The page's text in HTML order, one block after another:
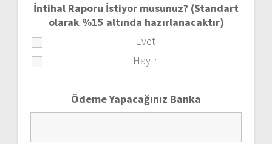
İntihal Raporu İstiyor musunuz? (Standart
olarak %15 altında hazırlanacaktır)
Evet
Hayır
Ödeme Yapacağınız Banka